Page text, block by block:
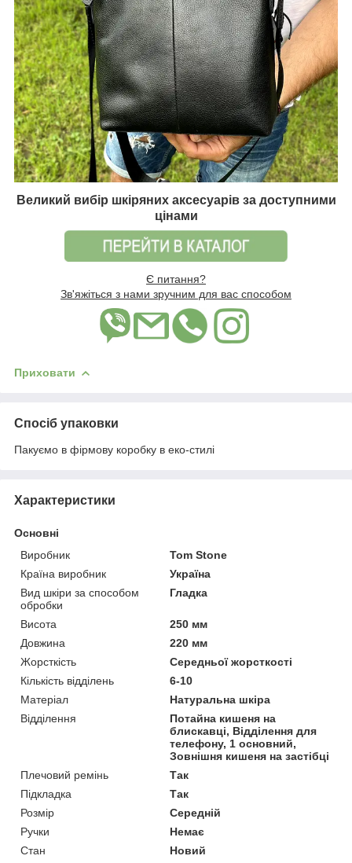
Великий вибір шкіряних аксесуарів за доступними
цінами
Є питання?
Зв'яжіться з нами зручним для вас способом
Приховати
Спосіб упаковки
Пакуємо в фірмову коробку в еко-стилі
Характеристики
Основні
Виробник
Tom Stone
Країна виробник
Україна
Вид шкіри за способом
обробки
Гладка
Висота
250 мм
Довжина
220 мм
Жорсткість
Середньої жорсткості
Кількість відділень
6-10
Матеріал
Натуральна шкіра
Відділення
Потайна кишеня на
блискавці, Відділення для
телефону, 1 основний,
Зовнішня кишеня на застібці
Плечовий ремінь
Так
Підкладка
Так
Розмір
Середній
Ручки
Немає
Стан
Новий